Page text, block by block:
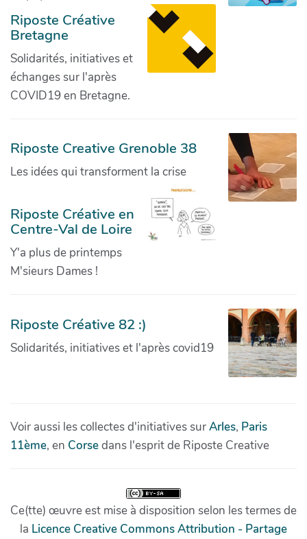
Riposte Créative
Bretagne
Solidarités, initiatives et
échanges sur l'après
COVID19 en Bretagne.
Riposte Creative Grenoble 38
Les idées qui transforment la crise
Riposte Créative en
Centre-Val de Loire
Y'a plus de printemps
M'sieurs Dames !
Riposte Créative 82 :)
Solidarités, initiatives et l'après covid19
Voir aussi les collectes d'initiatives surArles, Paris
11ème, en Corsedans l'esprit de Riposte Creative
Ce(tte) œuvre est mise à disposition selon les termes de
la Licence Creative Commons Attribution - Partage